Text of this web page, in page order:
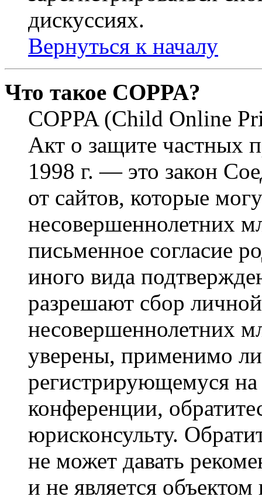
дискуссиях.
Вернуться к началу
Что такое COPPA?
COPPA (Child Online
Акт о защите частных
1998 г. — это закон
от сайтов, которые
несовершеннолетних
письменное согласие
иного вида
разрешают сбор
несовершеннолетних
уверены, применимо
регистрирующемуся
конференции,
юрисконсульту.
не может давать
и не является